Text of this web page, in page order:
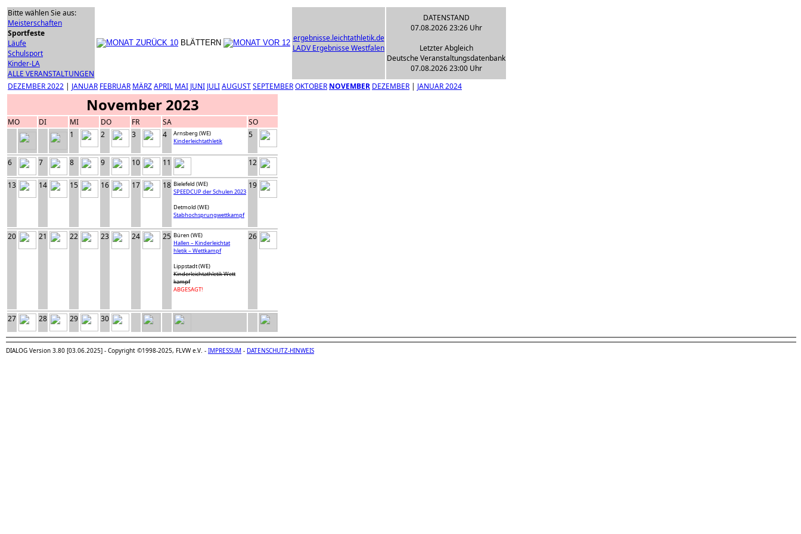
Bitte wählen Sie aus:
Meisterschaften
Sportfeste
Läufe
Schulsport
Kinder-LA
ALLE VERANSTALTUNGEN
BLÄTTERN
ergebnisse.leichtathletik.de
LADV Ergebnisse Westfalen
DATENSTAND
07.08.2026 23:26 Uhr
Letzter Abgleich
Deutsche Veranstaltungsdatenbank
07.08.2026 23:00 Uhr
DEZEMBER 2022 | JANUAR FEBRUAR MÄRZAPRIL MAI JUNI JULIAUGUSTSEPTEMBEROKTOBER NOVEMBER DEZEMBER | JANUAR 2024
November 2023
MO DI MI DO FR SA
SO
1
2 3 4
Arnsberg (WE)
Kinderleichtathletik
5
6 7 8 9 10 11 12
13 14 15 16 17 18 Bielefeld (WE)
SPEEDCUP der Schulen 2023
Detmold (WE)
Stabhochsprungwettkampf
19
20 21 22 23 24 25 Büren (WE)
Hallen – Kinderleichtat
hletik – Wettkampf
Lippstadt (WE)
Kinderleichtathletik Wett
kampf
ABGESAGT!
26
27 28 29 30
DIALOG Version 3.80 [03.06.2025] - Copyright ©1998-2025, FLVW e.V. - IMPRESSUM - DATENSCHUTZ-HINWEIS